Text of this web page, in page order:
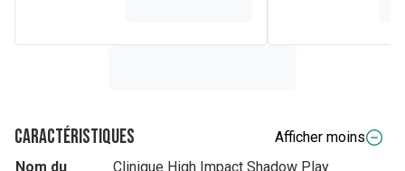
Caractéristiques
Afficher moins
Nom du
Clinique High Impact Shadow Play